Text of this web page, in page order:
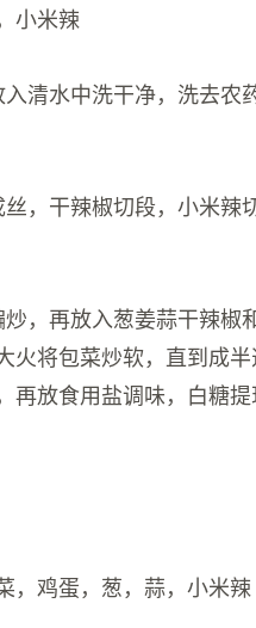
小米辣
清水中洗干净，洗去农
，干辣椒切段，小米辣
，再放入葱姜蒜干辣椒
火将包菜炒软，直到成
再放食用盐调味，白糖
，鸡蛋，葱，蒜，小米辣